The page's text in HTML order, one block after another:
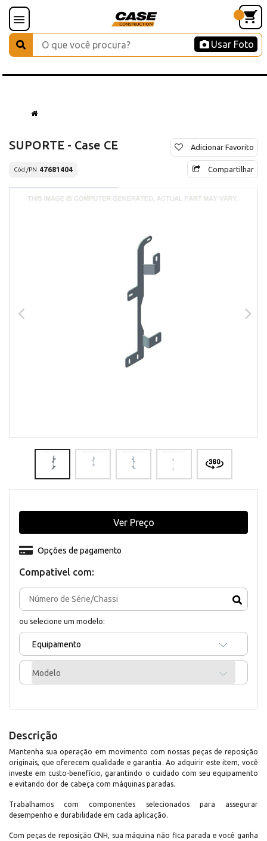
Usar Foto
SUPORTE - Case CE
Cód./PN 47681404
Adicionar Favorito
Compartilhar
Compativel com:
ou selecione um modelo:
Equipamento
Modelo
Opções de pagamento
Ver Preço
Descrição
Mantenha sua operação em movimento com nossas peças de reposição
originais, que oferecem qualidade e garantia. Ao adquirir este item, você
investe em custo-benefício, garantindo o cuidado com seu equipamento
e evitando dor de cabeça com máquinas paradas.
Trabalhamos com componentes selecionados para assegurar
desempenho e durabilidade em cada aplicação.
Com peças de reposição CNH, sua máquina não fica parada e você ganha